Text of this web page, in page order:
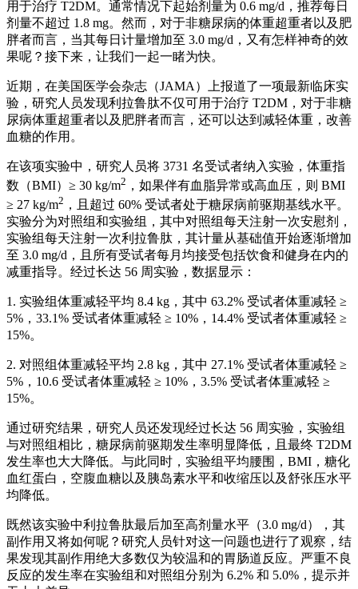
用于治疗 T2DM。通常情况下起始剂量为 0.6 mg/d，推荐每日
剂量不超过 1.8 mg。然而，对于非糖尿病的体重超重者以及肥
胖者而言，当其每日计量增加至 3.0 mg/d，又有怎样神奇的效
果呢？接下来，让我们一起一睹为快。
近期，在美国医学会杂志（JAMA）上报道了一项最新临床实
验，研究人员发现利拉鲁肽不仅可用于治疗 T2DM，对于非糖
尿病体重超重者以及肥胖者而言，还可以达到减轻体重，改善
血糖的作用。
在该项实验中，研究人员将 3731 名受试者纳入实验，体重指
数（BMI）≥ 30 kg/m2 ，如果伴有血脂异常或高血压，则 BMI
≥ 27 kg/m2 ，且超过 60% 受试者处于糖尿病前驱期基线水平。
实验分为对照组和实验组，其中对照组每天注射一次安慰剂，
实验组每天注射一次利拉鲁肽，其计量从基础值开始逐渐增加
至 3.0 mg/d，且所有受试者每月均接受包括饮食和健身在内的
减重指导。经过长达 56 周实验，数据显示：
1. 实验组体重减轻平均 8.4 kg，其中 63.2% 受试者体重减轻 ≥
5%，33.1% 受试者体重减轻 ≥ 10%，14.4% 受试者体重减轻 ≥
15%。
2. 对照组体重减轻平均 2.8 kg，其中 27.1% 受试者体重减轻 ≥
5%，10.6 受试者体重减轻 ≥ 10%，3.5% 受试者体重减轻 ≥
15%。
通过研究结果，研究人员还发现经过长达 56 周实验，实验组
与对照组相比，糖尿病前驱期发生率明显降低，且最终 T2DM
发生率也大大降低。与此同时，实验组平均腰围，BMI，糖化
血红蛋白，空腹血糖以及胰岛素水平和收缩压以及舒张压水平
均降低。
既然该实验中利拉鲁肽最后加至高剂量水平（3.0 mg/d），其
副作用又将如何呢？研究人员针对这一问题也进行了观察，结
果发现其副作用绝大多数仅为较温和的胃肠道反应。严重不良
反应的发生率在实验组和对照组分别为 6.2% 和 5.0%，提示并